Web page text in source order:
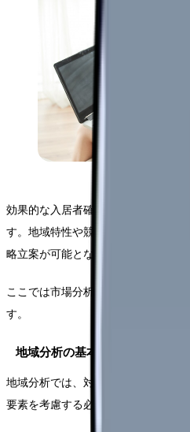
効果的な入居者確保計画の第一歩は
す。地域特性や競合施設の状況を正
略立案が可能となります。
ここでは市場分析の具体的な手順と
す。
地域分析の基本アプローチ
地域分析では、対象エリアの人口動
要素を考慮する必要があります。